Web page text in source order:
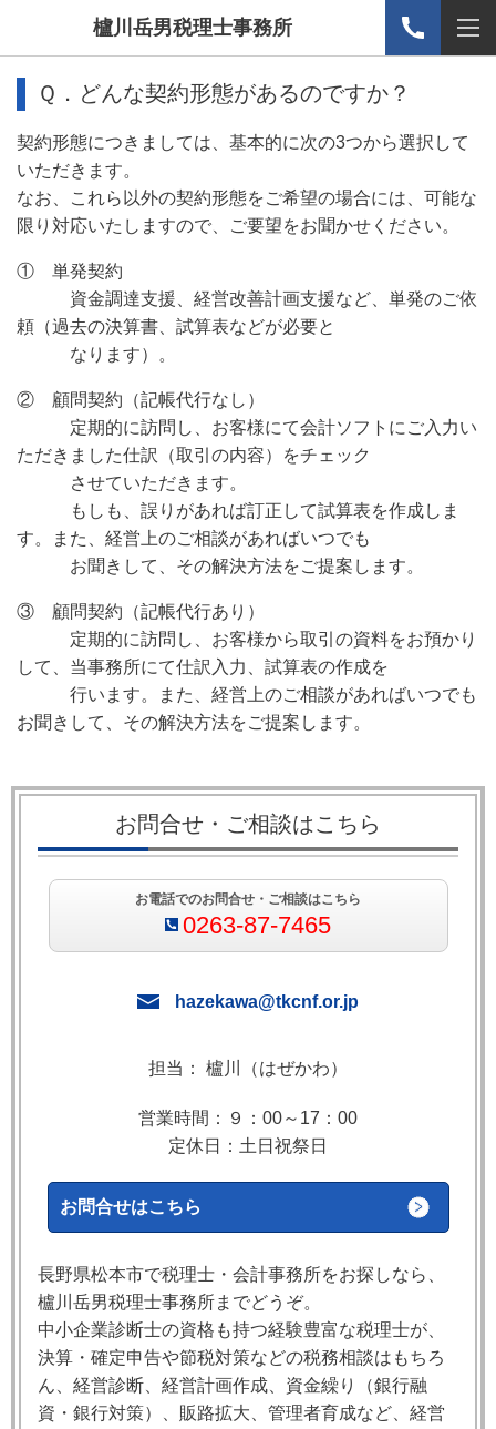
櫨川岳男税理士事務所
Ｑ．どんな契約形態があるのですか？
契約形態につきましては、基本的に次の3つから選択して
いただきます。
なお、これら以外の契約形態をご希望の場合には、可能な
限り対応いたしますので、ご要望をお聞かせください。
① 単発契約
資金調達支援、経営改善計画支援など、単発のご依
頼（過去の決算書、試算表などが必要と
なります）。
② 顧問契約（記帳代行なし）
定期的に訪問し、お客様にて会計ソフトにご入力い
ただきました仕訳（取引の内容）をチェック
させていただきます。
もしも、誤りがあれば訂正して試算表を作成しま
す。また、経営上のご相談があればいつでも
お聞きして、その解決方法をご提案します。
③ 顧問契約（記帳代行あり）
定期的に訪問し、お客様から取引の資料をお預かり
して、当事務所にて仕訳入力、試算表の作成を
行います。また、経営上のご相談があればいつでも
お聞きして、その解決方法をご提案します。
お問合せ・ご相談はこちら
お電話でのお問合せ・ご相談はこちら
0263-87-7465
hazekawa@tkcnf.or.jp
担当： 櫨川（はぜかわ）
営業時間：９：00～17：00
定休日：土日祝祭日
お問合せはこちら
長野県松本市で税理士・会計事務所をお探しなら、
櫨川岳男税理士事務所までどうぞ。
中小企業診断士の資格も持つ経験豊富な税理士が、
決算・確定申告や節税対策などの税務相談はもちろ
ん、経営診断、経営計画作成、資金繰り（銀行融
資・銀行対策）、販路拡大、管理者育成など、経営